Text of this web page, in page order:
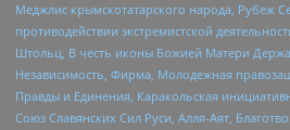
Меджлис крымскотатарского народа, Рубеж
противодействии экстремистской
Штольц, В честь иконы Божией Матери
Независимость, Фирма, Молодежная
Правды и Единения, Каракольская
Союз Славянских Сил Руси, Алля-Аят,